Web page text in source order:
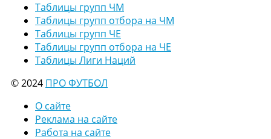
Таблицы групп ЧМ
Таблицы групп отбора на ЧМ
Таблицы групп ЧЕ
Таблицы групп отбора на ЧЕ
Таблицы Лиги Наций
© 2024 ПРО ФУТБОЛ
О сайте
Реклама на сайте
Работа на сайте